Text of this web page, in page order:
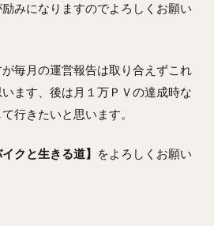
みになりますのでよろしくお願い
毎月の運営報告は取り合えずこれ
ます、後は月１万ＰＶの達成時な
行きたいと思います。
イクと生きる道】
をよろしくお願い